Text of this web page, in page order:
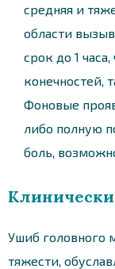
средняя и
области
срок до 1
конечностей,
Фоновые
либо полную
боль,
Ушиб головного
тяжести,